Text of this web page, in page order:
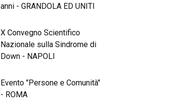
anni - GRANDOLA ED UNITI
X Convegno Scientifico
Nazionale sulla Sindrome di
Down - NAPOLI
Evento "Persone e Comunità"
- ROMA